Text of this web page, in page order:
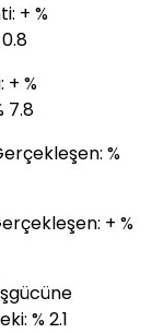
+ %
%
7.8
%
+ %
% 2.1